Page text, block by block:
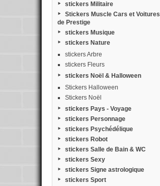
stickers Militaire
Stickers Muscle Cars et Voitures
de Prestige
stickers Musique
stickers Nature
stickers Arbre
stickers Fleurs
stickers Noël & Halloween
Stickers Halloween
Stickers Noël
stickers Pays - Voyage
stickers Personnage
stickers Psychédélique
stickers Robot
stickers Salle de Bain & WC
stickers Sexy
stickers Signe astrologique
stickers Sport